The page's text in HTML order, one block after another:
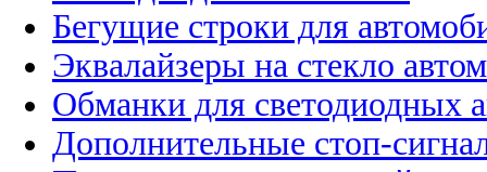
Бегущие строки для
Эквалайзеры на стекло
Обманки для светодиодных
Дополнительные стоп-